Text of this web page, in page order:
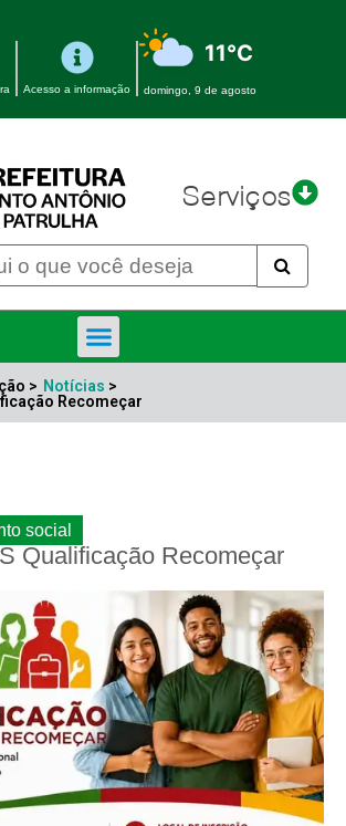
Acesso a informação
11°C
domingo, 9 de agosto
Serviços
> Notícias >
Recomeçar
social
Qualificação Recomeçar